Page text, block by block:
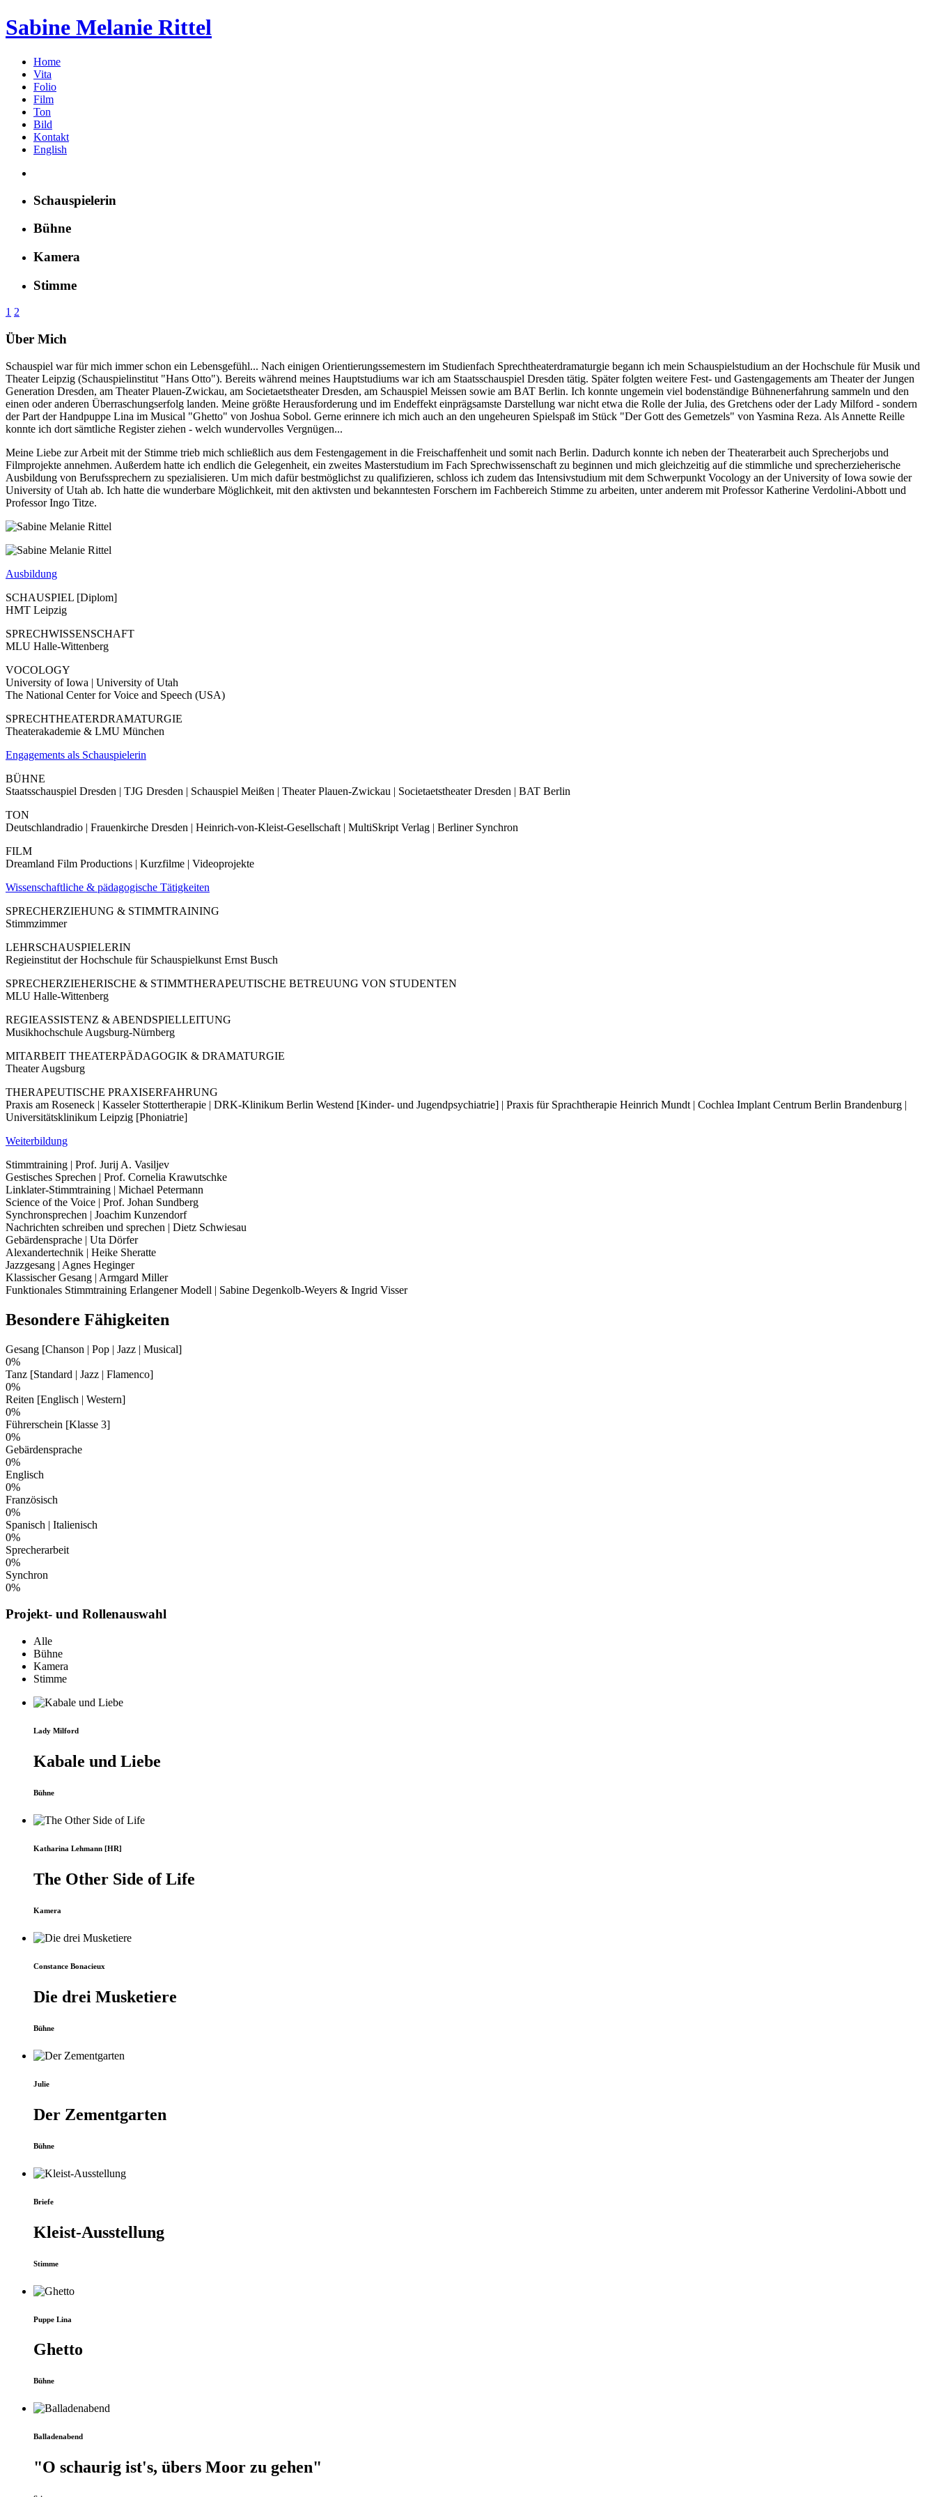
Sabine Melanie Rittel
Home
Vita
Folio
Film
Ton
Bild
Kontakt
English
Schauspielerin
Bühne
Kamera
Stimme
1 2
Über Mich
Schauspiel war für mich immer schon ein Lebensgefühl... Nach einigen Orientierungssemestern im Studienfach Sprechtheaterdramaturgie begann ich mein Schauspielstudium an der Hochschule für Musik und
Theater Leipzig (Schauspielinstitut "Hans Otto"). Bereits während meines Hauptstudiums war ich am Staatsschauspiel Dresden tätig. Später folgten weitere Fest- und Gastengagements am Theater der Jungen
Generation Dresden, am Theater Plauen-Zwickau, am Societaetstheater Dresden, am Schauspiel Meissen sowie am BAT Berlin. Ich konnte ungemein viel bodenständige Bühnenerfahrung sammeln und den
einen oder anderen Überraschungserfolg landen. Meine größte Herausforderung und im Endeffekt einprägsamste Darstellung war nicht etwa die Rolle der Julia, des Gretchens oder der Lady Milford - sondern
der Part der Handpuppe Lina im Musical "Ghetto" von Joshua Sobol. Gerne erinnere ich mich auch an den ungeheuren Spielspaß im Stück "Der Gott des Gemetzels" von Yasmina Reza. Als Annette Reille
konnte ich dort sämtliche Register ziehen - welch wundervolles Vergnügen...
Meine Liebe zur Arbeit mit der Stimme trieb mich schließlich aus dem Festengagement in die Freischaffenheit und somit nach Berlin. Dadurch konnte ich neben der Theaterarbeit auch Sprecherjobs und
Filmprojekte annehmen. Außerdem hatte ich endlich die Gelegenheit, ein zweites Masterstudium im Fach Sprechwissenschaft zu beginnen und mich gleichzeitig auf die stimmliche und sprecherzieherische
Ausbildung von Berufssprechern zu spezialisieren. Um mich dafür bestmöglichst zu qualifizieren, schloss ich zudem das Intensivstudium mit dem Schwerpunkt Vocology an der University of Iowa sowie der
University of Utah ab. Ich hatte die wunderbare Möglichkeit, mit den aktivsten und bekanntesten Forschern im Fachbereich Stimme zu arbeiten, unter anderem mit Professor Katherine Verdolini-Abbott und
Professor Ingo Titze.
Ausbildung
SCHAUSPIEL [Diplom]
HMT Leipzig
SPRECHWISSENSCHAFT
MLU Halle-Wittenberg
VOCOLOGY
University of Iowa | University of Utah
The National Center for Voice and Speech (USA)
SPRECHTHEATERDRAMATURGIE
Theaterakademie & LMU München
Engagements als Schauspielerin
BÜHNE
Staatsschauspiel Dresden | TJG Dresden | Schauspiel Meißen | Theater Plauen-Zwickau | Societaetstheater Dresden | BAT Berlin
TON
Deutschlandradio | Frauenkirche Dresden | Heinrich-von-Kleist-Gesellschaft | MultiSkript Verlag | Berliner Synchron
FILM
Dreamland Film Productions | Kurzfilme | Videoprojekte
Wissenschaftliche & pädagogische Tätigkeiten
SPRECHERZIEHUNG & STIMMTRAINING
Stimmzimmer
LEHRSCHAUSPIELERIN
Regieinstitut der Hochschule für Schauspielkunst Ernst Busch
SPRECHERZIEHERISCHE & STIMMTHERAPEUTISCHE BETREUUNG VON STUDENTEN
MLU Halle-Wittenberg
REGIEASSISTENZ & ABENDSPIELLEITUNG
Musikhochschule Augsburg-Nürnberg
MITARBEIT THEATERPÄDAGOGIK & DRAMATURGIE
Theater Augsburg
THERAPEUTISCHE PRAXISERFAHRUNG
Praxis am Roseneck | Kasseler Stottertherapie | DRK-Klinikum Berlin Westend [Kinder- und Jugendpsychiatrie] | Praxis für Sprachtherapie Heinrich Mundt | Cochlea Implant Centrum Berlin Brandenburg |
Universitätsklinikum Leipzig [Phoniatrie]
Weiterbildung
Stimmtraining | Prof. Jurij A. Vasiljev
Gestisches Sprechen | Prof. Cornelia Krawutschke
Linklater-Stimmtraining | Michael Petermann
Science of the Voice | Prof. Johan Sundberg
Synchronsprechen | Joachim Kunzendorf
Nachrichten schreiben und sprechen | Dietz Schwiesau
Gebärdensprache | Uta Dörfer
Alexandertechnik | Heike Sheratte
Jazzgesang | Agnes Heginger
Klassischer Gesang | Armgard Miller
Funktionales Stimmtraining Erlangener Modell | Sabine Degenkolb-Weyers & Ingrid Visser
Besondere Fähigkeiten
Gesang [Chanson | Pop | Jazz | Musical]
0%
Tanz [Standard | Jazz | Flamenco]
0%
Reiten [Englisch | Western]
0%
Führerschein [Klasse 3]
0%
Gebärdensprache
0%
Englisch
0%
Französisch
0%
Spanisch | Italienisch
0%
Sprecherarbeit
0%
Synchron
0%
Projekt- und Rollenauswahl
Alle
Bühne
Kamera
Stimme
Lady Milford
Kabale und Liebe
Bühne
Katharina Lehmann [HR]
The Other Side of Life
Kamera
Constance Bonacieux
Die drei Musketiere
Bühne
Julie
Der Zementgarten
Bühne
Briefe
Kleist-Ausstellung
Stimme
Puppe Lina
Ghetto
Bühne
Balladenabend
"O schaurig ist's, übers Moor zu gehen"